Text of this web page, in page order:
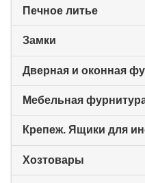
Печное литье
Замки
Дверная и оконная
Мебельная
Крепеж. Ящики для
Хозтовары